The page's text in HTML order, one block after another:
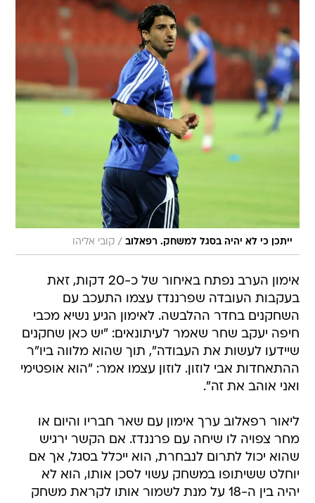
ייתכן כי לא יהיה בסגל למשחק. רפאלוב / קובי אליהו
אימון הערב נפתח באיחור של כ-20 דקות, זאת
בעקבות העובדה שפרננדז עצמו התעכב עם
השחקנים בחדר ההלבשה. לאימון הגיע נשיא מכבי
חיפה יעקב שחר שאמר לעיתונאים: "יש כאן שחקנים
שיידעו לעשות את העבודה", תוך שהוא מלווה ביו"ר
ההתאחדות אבי לוזון. לוזון עצמו אמר: "הוא אופטימי
ואני אוהב את זה".
ליאור רפאלוב ערך אימון עם שאר חבריו והיום או
מחר צפויה לו שיחה עם פרננדז. אם הקשר ירגיש
שהוא יכול לתרום לנבחרת, הוא ייכלל בסגל, אך אם
יוחלט ששיתופו במשחק עשוי לסכן אותו, הוא לא
יהיה בין ה-18 על מנת לשמור אותו לקראת משחק